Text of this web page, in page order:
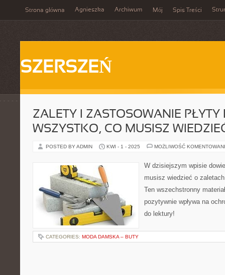
Strona główna Agnieszka Archiwum Mój Spis Treści
SZERSZEŃ
ZALETY I ZASTOSOWANIE PŁYTY
WSZYSTKO, CO MUSISZ
POSTED BY ADMIN KWI - 1 - 2025 MOŻLIWOŚĆ
W dzisiejszym wpisie
musisz wiedzieć o
Ten wszechstronny
pozytywnie wpływa na
do lektury!
CATEGORIES: MODA DAMSKA – BUTY